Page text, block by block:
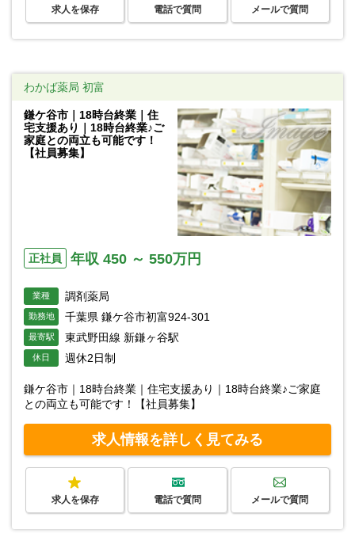
求人を保存 電話で質問 メールで質問
わかば薬局 初富
鎌ケ谷市｜18時台終業｜住
宅支援あり｜18時台終業♪ご
家庭との両立も可能です！
【社員募集】
正社員 年収 450 ～ 550万円
業種 調剤薬局
勤務地 千葉県 鎌ケ谷市初富924-301
最寄駅 東武野田線 新鎌ヶ谷駅
休日 週休2日制
鎌ケ谷市｜18時台終業｜住宅支援あり｜18時台終業♪ご家庭
との両立も可能です！【社員募集】
求人情報を詳しく見てみる
求人を保存 電話で質問 メールで質問